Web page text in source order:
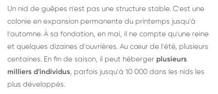
Un nid de guêpes n'est pas une structure stable. C'est une
colonie en expansion permanente du printemps jusqu'à
l'automne. À sa fondation, en mai, il ne compte qu'une reine
et quelques dizaines d'ouvrières. Au cœur de l'été, plusieurs
centaines. En fin de saison, il peut héberger plusieurs
milliers d'individus, parfois jusqu'à 10 000 dans les nids les
plus développés.